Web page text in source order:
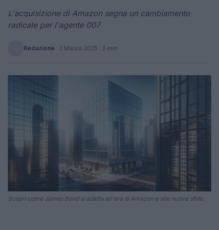
L'acquisizione di Amazon segna un cambiamento
radicale per l'agente 007
Redazione · 2 Marzo 2025 · 2 min
Scopri come James Bond si adatta all'era di Amazon e alle nuove sfide.